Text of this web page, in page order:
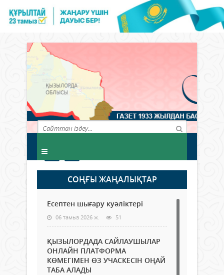
СОҢҒЫ ЖАҢАЛЫҚТАР
Есептен шығару куәліктері
06 тамыз 2026 ж. 51
ҚЫЗЫЛОРДАДА САЙЛАУШЫЛАР
ОНЛАЙН ПЛАТФОРМА
КӨМЕГІМЕН ӨЗ УЧАСКЕСІН ОҢАЙ
ТАБА АЛАДЫ